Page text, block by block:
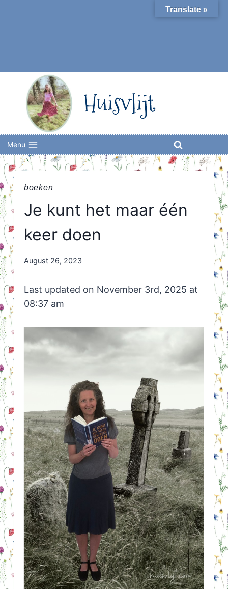
Huisvlijt
Menu
boeken
Je kunt het maar één
keer doen
By
August 26, 2023
Last updated on November 3rd, 2025 at
08:37 am
Translate »